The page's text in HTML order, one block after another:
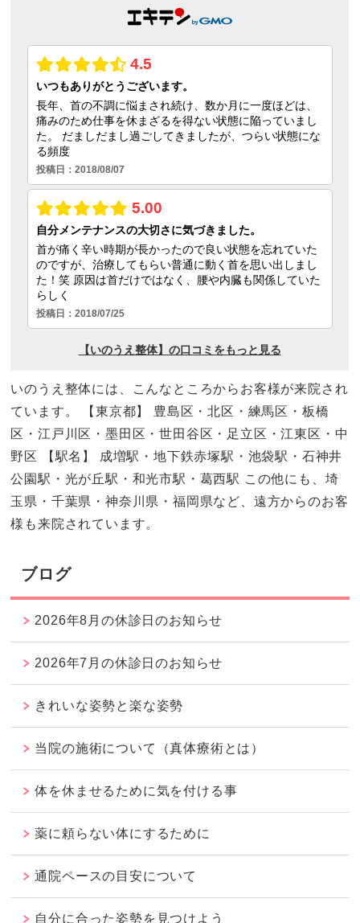
いのうえ整体には、こんなところからお客様が来院され
ています。 【東京都】 豊島区・北区・練馬区・板橋
区・江戸川区・墨田区・世田谷区・足立区・江東区・中
野区 【駅名】 成増駅・地下鉄赤塚駅・池袋駅・石神井
公園駅・光が丘駅・和光市駅・葛西駅 この他にも、埼
玉県・千葉県・神奈川県・福岡県など、遠方からのお客
様も来院されています。
ブログ
2026年8月の休診日のお知らせ
2026年7月の休診日のお知らせ
きれいな姿勢と楽な姿勢
当院の施術について（真体療術とは）
体を休ませるために気を付ける事
薬に頼らない体にするために
通院ペースの目安について
自分に合った姿勢を見つけよう